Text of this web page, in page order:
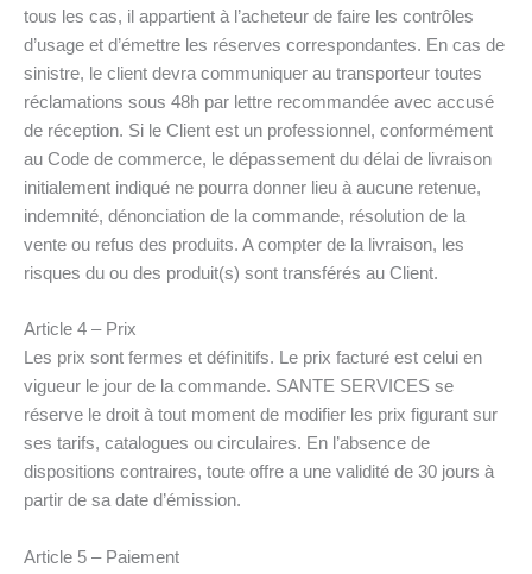
tous les cas, il appartient à l’acheteur de faire les contrôles
d’usage et d’émettre les réserves correspondantes. En cas de
sinistre, le client devra communiquer au transporteur toutes
réclamations sous 48h par lettre recommandée avec accusé
de réception. Si le Client est un professionnel, conformément
au Code de commerce, le dépassement du délai de livraison
initialement indiqué ne pourra donner lieu à aucune retenue,
indemnité, dénonciation de la commande, résolution de la
vente ou refus des produits. A compter de la livraison, les
risques du ou des produit(s) sont transférés au Client.
Article 4 – Prix
Les prix sont fermes et définitifs. Le prix facturé est celui en
vigueur le jour de la commande. SANTE SERVICES se
réserve le droit à tout moment de modifier les prix figurant sur
ses tarifs, catalogues ou circulaires. En l’absence de
dispositions contraires, toute offre a une validité de 30 jours à
partir de sa date d’émission.
Article 5 – Paiement